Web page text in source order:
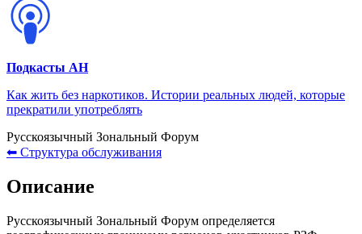
Подкасты АН
Как жить без наркотиков. Истории реальных людей, которые
прекратили употреблять
Русскоязычный Зональный Форум
⬅ Структура обслуживания
Описание
Русскоязычный Зональный Форум определяется